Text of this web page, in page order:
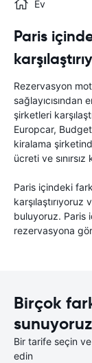
Ev
Paris
Rezervasyon
şirketleri
Europcar,
kiralama
ücreti ve
Paris içindeki
buluyoruz. Paris
rezervasyona
Birçok
sunuyoruz
Bir tarife seçin
edin